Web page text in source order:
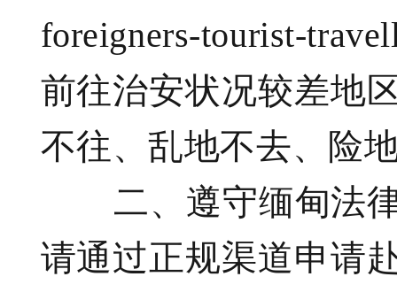
foreigners-tourist-
前往治安状况较差地
不往、乱地不去、险
二、遵守缅甸法律
请通过正规渠道申请